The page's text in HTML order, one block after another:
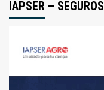
IAPSER – SEGUROS